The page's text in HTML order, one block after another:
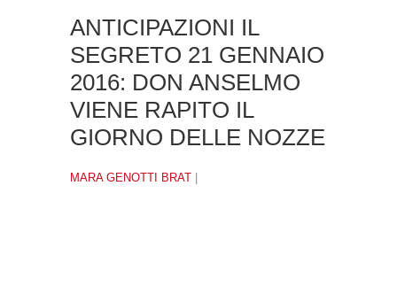
ANTICIPAZIONI IL
SEGRETO 21 GENNAIO
2016: DON ANSELMO
VIENE RAPITO IL
GIORNO DELLE NOZZE
MARA GENOTTI BRAT